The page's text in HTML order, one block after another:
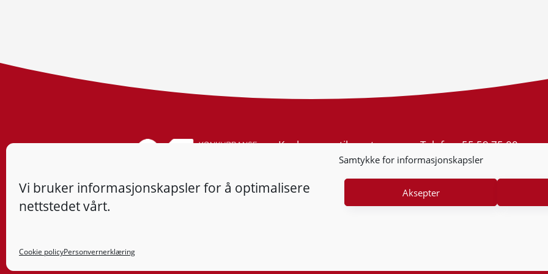
Samtykke for informasjonskapsler
Vi bruker informasjonskapsler for å optimalisere
nettstedet vårt.
Aksepter
Cookie policyPersonvernerklæring
Konkurransetilsynet
Postboks 439 Sentrum
Org.nr: 974 761 246
Telefon:55 59 75 00
E-post:post@kt.no
Nyhetsvarsel >>